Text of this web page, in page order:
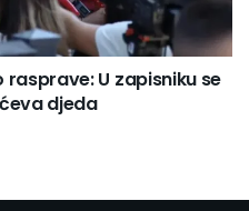
U zapisniku se
djeda